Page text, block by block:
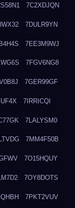
7C2XDJQN
7DULR9YN
7EE3M9WJ
7FGV6NG8
7GER99GF
7IRRICQI
7LALYSM0
7MM4F50B
7O15HQUY
7OY8DOTS
7PKT2VUV